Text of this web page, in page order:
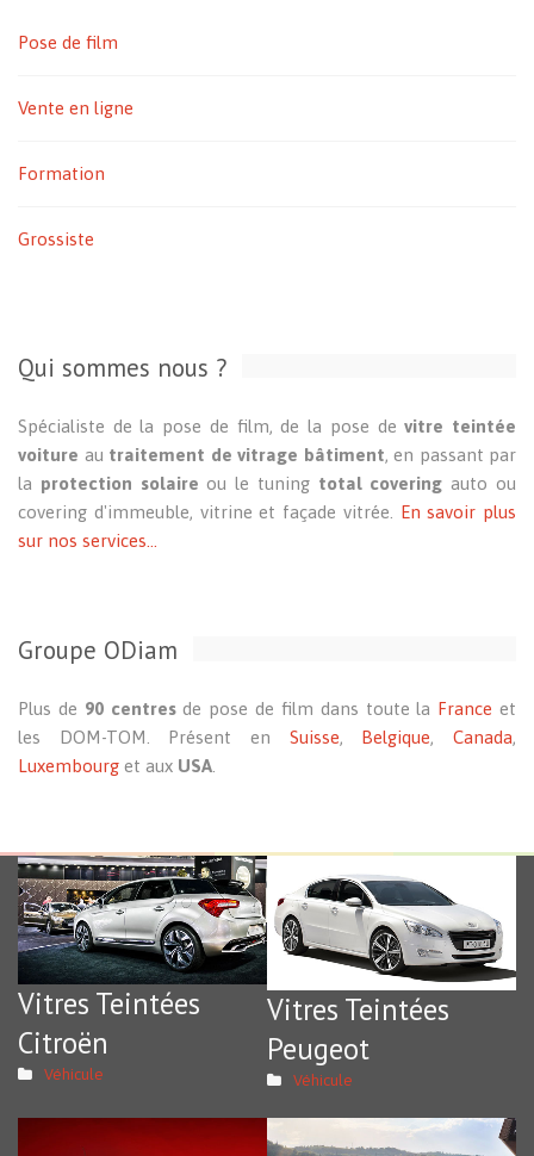
Pose de film
Vente en ligne
Formation
Grossiste
Qui sommes nous ?
Spécialiste de la pose de film, de la pose devitre teintée
voiture au traitement de vitrage bâtiment, en passant par
la protection solaire ou le tuning total covering auto ou
covering d'immeuble, vitrine et façade vitrée. En savoir plus
sur nos services...
Groupe ODiam
Plus de 90 centresde pose de film dans toute la France et
les DOM-TOM. Présent en Suisse, Belgique,Canada,
Luxembourg et aux USA
Vitres Teintées
Citroën
Véhicule
Vitres Teintées
Peugeot
Véhicule